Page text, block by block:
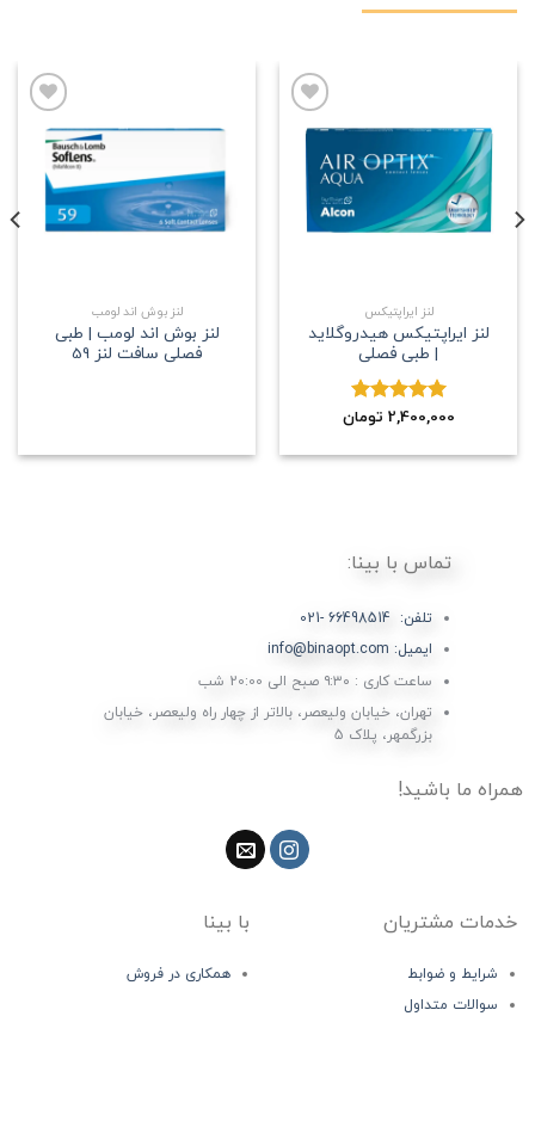
مندی
لنز ایراپتیکس
لنز ایراپتیکس هیدروگلاید
| طبی فصلی
نمره5.002,400,000 تومان
علاقه
مندی
لنز بوش اند لومب
لنز بوش اند لومب | طبی
فصلی سافت لنز 59
تماس با بینا:
تلفن: 66498514 -021
ایمیل: info@binaopt.com
ساعت کاری : ۹:۳۰ صبح الی 20:00 شب
تهران، خیابان ولیعصر، بالاتر از چهار راه ولیعصر، خیابان
بزرگمهر، پلاک 5
همراه ما باشید!
خدمات مشتریان
شرایط و ضوابط
سوالات متداول
با بینا
همکاری در فروش